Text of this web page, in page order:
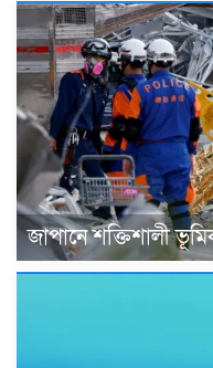
জাপানে শক্তিশালী